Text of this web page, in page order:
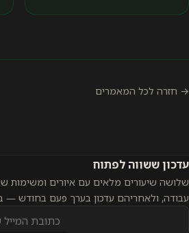
→ חזרה לכל המאמרים
עדכון ששווה לפתוח
שלושה שיעורים מלאים עם איורים ומשימות
עבודה, ולאחריהם עדכון בערך פעם בחודש —